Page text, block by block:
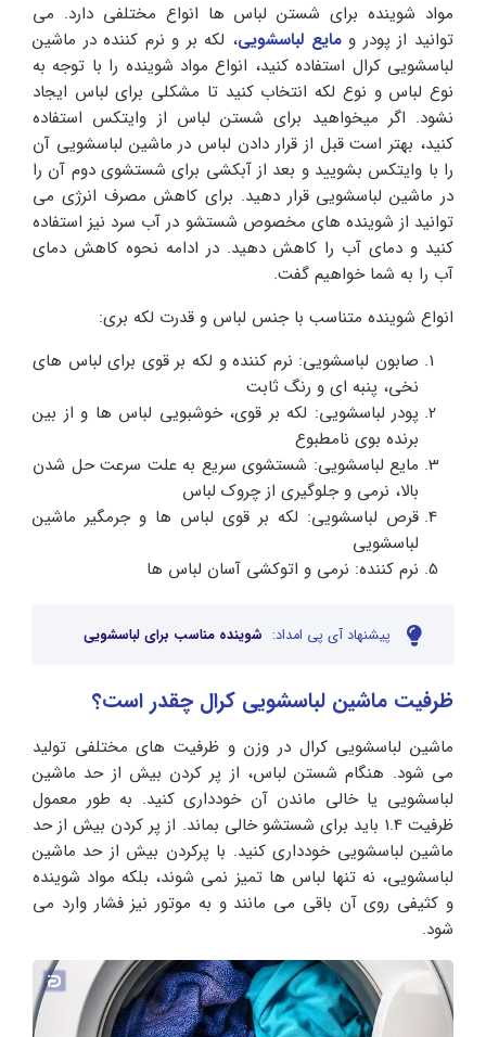
مواد شوینده برای شستن لباس ها انواع مختلفی دارد. می
توانید از پودر ومایع لباسشویی، لکه بر و نرم کننده در ماشین
لباسشویی کرال استفاده کنید، انواع مواد شوینده را با توجه به
نوع لباس و نوع لکه انتخاب کنید تا مشکلی برای لباس ایجاد
نشود. اگر میخواهید برای شستن لباس از وایتکس استفاده
کنید، بهتر است قبل از قرار دادن لباس در ماشین لباسشویی آن
را با وایتکس بشویید و بعد از آبکشی برای شستشوی دوم آن را
در ماشین لباسشویی قرار دهید. برای کاهش مصرف انرژی می
توانید از شوینده های مخصوص شستشو در آب سرد نیز استفاده
کنید و دمای آب را کاهش دهید. در ادامه نحوه کاهش دمای
آب را به شما خواهیم گفت.
انواع شوینده متناسب با جنس لباس و قدرت لکه بری:
صابون لباسشویی: نرم کننده و لکه بر قوی برای لباس های
نخی، پنبه ای و رنگ ثابت
پودر لباسشویی: لکه بر قوی، خوشبویی لباس ها و از بین
برنده بوی نامطبوع
مایع لباسشویی: شستشوی سریع به علت سرعت حل شدن
بالا، نرمی و جلوگیری از چروک لباس
قرص لباسشویی: لکه بر قوی لباس ها و جرمگیر ماشین
لباسشویی
نرم کننده: نرمی و اتوکشی آسان لباس ها
پیشنهاد آی پی امداد: شوینده مناسب برای لباسشویی
ظرفیت ماشین لباسشویی کرال چقدر است؟
ماشین لباسشویی کرال در وزن و ظرفیت های مختلفی تولید
می شود. هنگام شستن لباس، از پر کردن بیش از حد ماشین
لباسشویی یا خالی ماندن آن خودداری کنید. به طور معمول
ظرفیت 1.4 باید برای شستشو خالی بماند. از پر کردن بیش از حد
ماشین لباسشویی خودداری کنید. با پرکردن بیش از حد ماشین
لباسشویی، نه تنها لباس ها تمیز نمی شوند، بلکه مواد شوینده
و کثیفی روی آن باقی می مانند و به موتور نیز فشار وارد می
شود.